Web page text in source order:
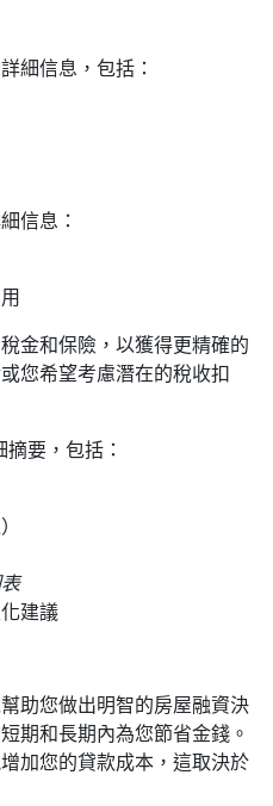
細信息，包括：
信息：
金和保險，以獲得更精確的
您希望考慮潛在的稅收扣
要，包括：
建議
助您做出明智的房屋融資決
期和長期內為您節省金錢。
加您的貸款成本，這取決於